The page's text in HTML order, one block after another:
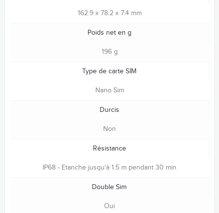
162.9 x 78.2 x 7.4 mm
Poids net en g
196 g
Type de carte SIM
Nano Sim
Durcis
Non
Résistance
IP68 - Etanche jusqu'à 1.5 m pendant 30 min
Double Sim
Oui